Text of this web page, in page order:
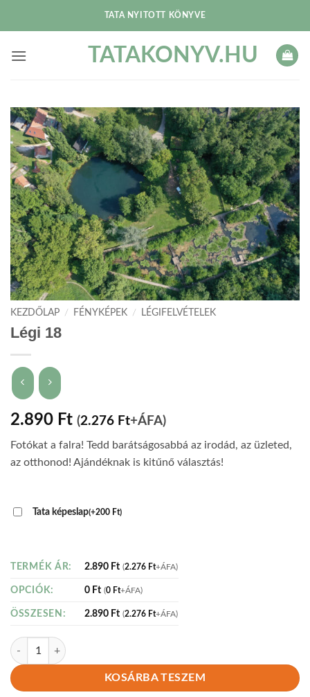
TATA NYITOTT KÖNYVE
TATAKONYV.HU
KEZDŐLAP / FÉNYKÉPEK / LÉGIFELVÉTELEK
Légi 18
2.890 Ft (2.276 Ft+ÁFA)
Fotókat a falra! Tedd barátságosabbá az irodád, az üzleted,
az otthonod! Ajándéknak is kitűnő választás!
Tata képeslap(+200 Ft)
TERMÉK ÁR: 2.890 Ft (2.276 Ft+ÁFA)
OPCIÓK: 0 Ft (0 Ft+ÁFA)
ÖSSZESEN: 2.890 Ft (2.276 Ft+ÁFA)
Légi 18 mennyiség
KOSÁRBA TESZEM